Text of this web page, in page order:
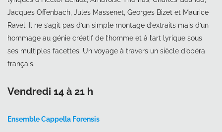
Jacques Offenbach, Jules Massenet, Georges Bizet et Maurice
Ravel. Il ne s’agit pas d’un simple montage d’extraits mais d’un
hommage au génie créatif de l’homme et à l’art lyrique sous
ses multiples facettes. Un voyage à travers un siècle d’opéra
français.
Vendredi 14 à 21 h
Ensemble Cappella Forensis